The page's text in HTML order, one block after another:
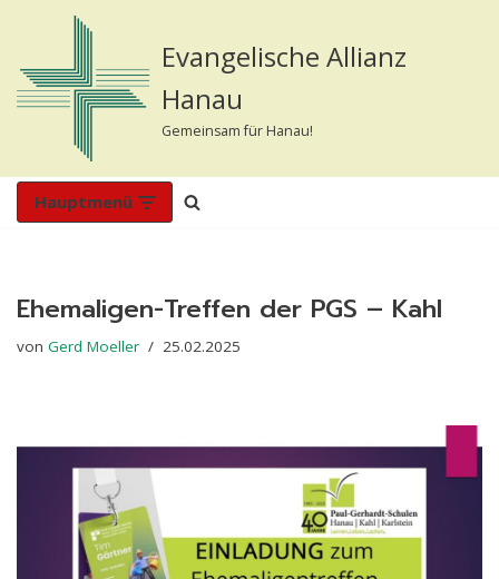
Inhalt
springen
Evangelische Allianz
Hanau
Gemeinsam für Hanau!
Hauptmenü
Ehemaligen-Treffen der PGS – Kahl
von Gerd Moeller 25.02.2025